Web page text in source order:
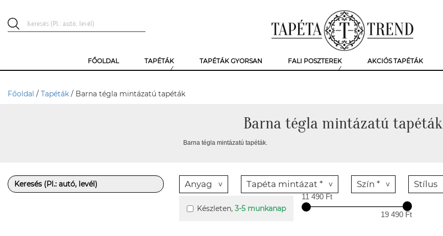
FŐOLDAL TAPÉTÁK TAPÉTÁK GYORSAN FALI POSZTEREK AKCIÓS TAPÉTÁK
Főoldal / Tapéták / Barna tégla mintázatú tapéták
Barna tégla mintázatú tapéták
Barna tégla mintázatú tapéták.
Anyag Tapéta mintázat * Szín * Stílus
Készleten, 3-5 munkanap
11 490 Ft
19 490 Ft